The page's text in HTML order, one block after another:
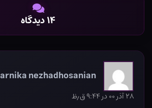
۱۴ دیدگاه
arnika nezhadhosanian
۲۸ آذر ۰۰ در ۹:۴۴ ق٫ظ